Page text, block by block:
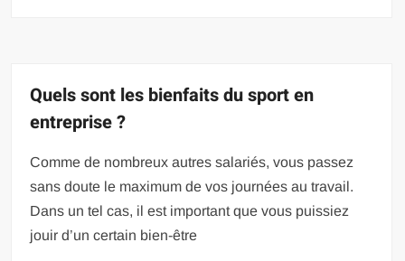
Quels sont les bienfaits du sport en
entreprise ?
Comme de nombreux autres salariés, vous passez
sans doute le maximum de vos journées au travail.
Dans un tel cas, il est important que vous puissiez
jouir d’un certain bien-être